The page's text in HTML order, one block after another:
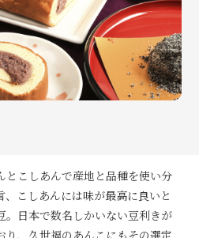
とこしあんで産地と品種を使い分
こしあんには味が最高に良いと
。日本で数名しかいない豆利きが
り、久世福のあんこにもその選定